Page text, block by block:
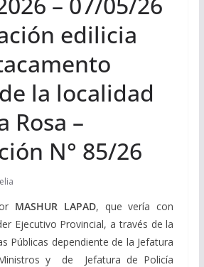
edilicia
la localidad
Rosa –
N° 85/26
MASHUR LAPAD, que vería con
Ejecutivo Provincial, a través de la
Públicas dependiente de la Jefatura
y de Jefatura de Policía